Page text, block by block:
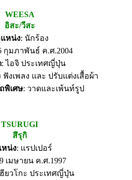
WEESA
อิสะ/วีสะ
หน่ง: นักร้อง
กุมภาพันธ์ ค.ศ.2004
: ไอจิ ประเทศญี่ปุ่น
ฟังเพลง และ ปรับแต่งเสื้อผ้า
พิเศษ: วาดและเพ้นท์รูป
TSURUGI
สึรุกิ
หน่ง: แรปเปอร์
เมษายน ค.ศ.1997
ฮียวโกะ ประเทศญี่ปุ่น